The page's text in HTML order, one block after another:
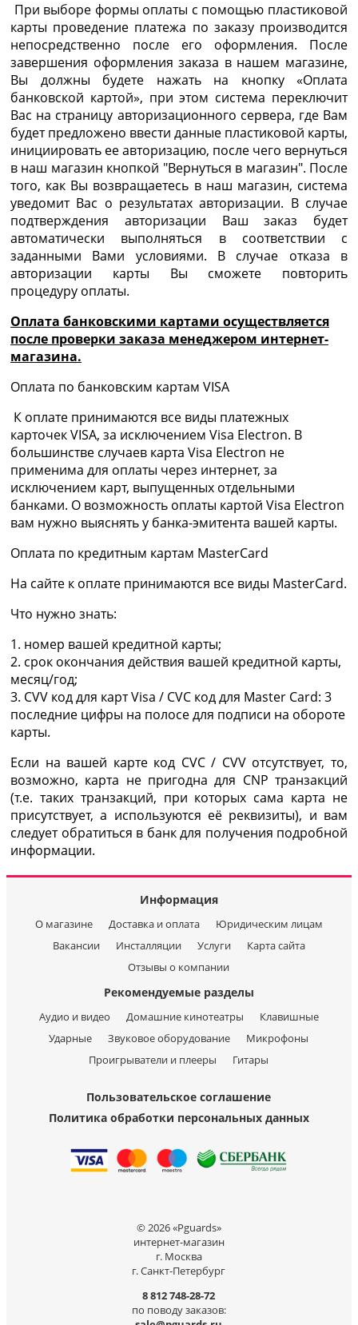
При выборе формы оплаты с помощью пластиковой
карты проведение платежа по заказу производится
непосредственно после его оформления. После
завершения оформления заказа в нашем магазине,
Вы должны будете нажать на кнопку «Оплата
банковской картой», при этом система переключит
Вас на страницу авторизационного сервера, где Вам
будет предложено ввести данные пластиковой карты,
инициировать ее авторизацию, после чего вернуться
в наш магазин кнопкой "Вернуться в магазин". После
того, как Вы возвращаетесь в наш магазин, система
уведомит Вас о результатах авторизации. В случае
подтверждения авторизации Ваш заказ будет
автоматически выполняться в соответствии с
заданными Вами условиями. В случае отказа в
авторизации карты Вы сможете повторить
процедуру оплаты.
Оплата банковскими картами осуществляется
после проверки заказа менеджером интернет-
магазина.
Оплата по банковским картам VISA
К оплате принимаются все виды платежных
карточек VISA, за исключением Visa Electron. В
большинстве случаев карта Visa Electron не
применима для оплаты через интернет, за
исключением карт, выпущенных отдельными
банками. О возможность оплаты картой Visa Electron
вам нужно выяснять у банка-эмитента вашей карты.
Оплата по кредитным картам MasterCard
На сайте к оплате принимаются все виды MasterCard.
Что нужно знать:
1. номер вашей кредитной карты;
2. cрок окончания действия вашей кредитной карты,
месяц/год;
3. CVV код для карт Visa / CVC код для Master Card: 3
последние цифры на полосе для подписи на обороте
карты.
Если на вашей карте код CVC / CVV отсутствует, то,
возможно, карта не пригодна для CNP транзакций
(т.е. таких транзакций, при которых сама карта не
присутствует, а используются её реквизиты), и вам
следует обратиться в банк для получения подробной
информации.
Информация
О магазине Доставка и оплата
Юридическим лицам
Вакансии
Инсталляции Услуги
Карта сайта
Отзывы о компании
Рекомендуемые разделы
Аудио и видео Домашние кинотеатры
Клавишные
Ударные
Звуковое оборудование
Микрофоны
Проигрыватели и плееры
Гитары
Пользовательское соглашение
Политика обработки персональных данных
© 2026 «Pguards»
интернет-магазин
г. Москва
г. Санкт-Петербург
8 812 748-28-72
по поводу заказов: